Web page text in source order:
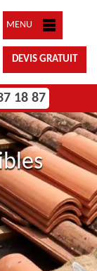
MENU
DEVIS GRATUIT
18 87